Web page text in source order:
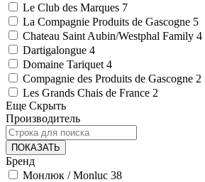
Le Club des Marques 7
La Compagnie Produits de Gascogne 5
Chateau Saint Aubin/Westphal Family 4
Dartigalongue 4
Domaine Tariquet 4
Compagnie des Produits de Gascogne 2
Les Grands Chais de France 2
Еще Скрыть
Производитель
ПОКАЗАТЬ
Бренд
Монлюк / Monluc 38